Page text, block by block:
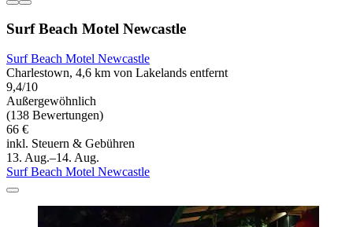
Surf Beach Motel Newcastle
Surf Beach Motel Newcastle
Charlestown, 4,6 km von Lakelands entfernt
9,4/10
Außergewöhnlich
(138 Bewertungen)
66 €
inkl. Steuern & Gebühren
13. Aug.–14. Aug.
Surf Beach Motel Newcastle